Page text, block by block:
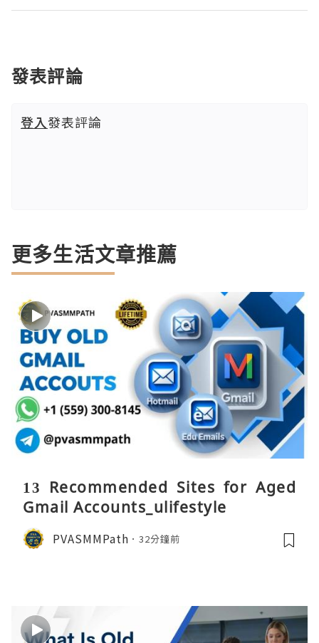
發表評論
登入發表評論
更多生活文章推薦
13 Recommended Sites for Aged
Gmail Accounts_ulifestyle
PVASMMPath 32分鐘前